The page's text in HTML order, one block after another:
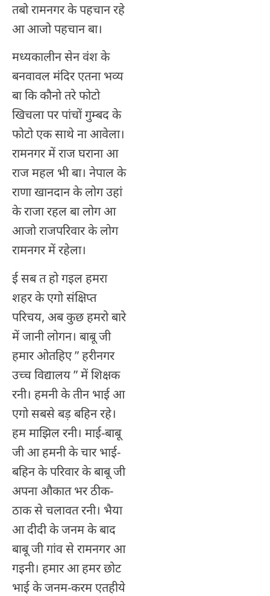
तबो रामनगर के पहचान रहे
आ आजो पहचान बा।
मध्यकालीन सेन वंश के
बनवावल मंदिर एतना भव्य
बा कि कौनो तरे फोटो
खिचला पर पांचों गुम्बद के
फोटो एक साथे ना आवेला।
रामनगर में राज घराना आ
राज महल भी बा। नेपाल के
राणा खानदान के लोग उहां
के राजा रहल बा लोग आ
आजो राजपरिवार के लोग
रामनगर में रहेला।
ई सब त हो गइल हमरा
शहर के एगो संक्षिप्त
परिचय, अब कुछ हमरो बारे
में जानी लोगन। बाबू जी
हमार ओतहिए ” हरीनगर
उच्च विद्यालय ” में शिक्षक
रनी। हमनी के तीन भाई आ
एगो सबसे बड़ बहिन रहे।
हम माझिल रनी। माई-बाबू
जी आ हमनी के चार भाई-
बहिन के परिवार के बाबू जी
अपना औकात भर ठीक-
ठाक से चलावत रनी। भैया
आ दीदी के जनम के बाद
बाबू जी गांव से रामनगर आ
गइनी। हमार आ हमर छोट
भाई के जनम-करम एतहीये